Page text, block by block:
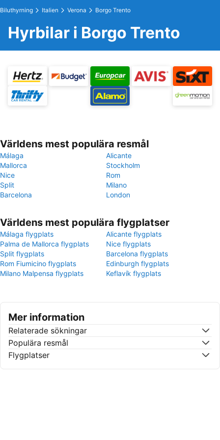
Biluthyrning Italien Verona Borgo Trento
Hyrbilar i Borgo Trento
Världens mest populära resmål
Málaga
Alicante
Mallorca
Stockholm
Nice
Rom
Split
Milano
Barcelona
London
Världens mest populära flygplatser
Málaga flygplats
Alicante flygplats
Palma de Mallorca flygplats
Nice flygplats
Split flygplats
Barcelona flygplats
Rom Fiumicino flygplats
Edinburgh flygplats
Milano Malpensa flygplats
Keflavík flygplats
Mer information
Relaterade sökningar
Populära resmål
Flygplatser